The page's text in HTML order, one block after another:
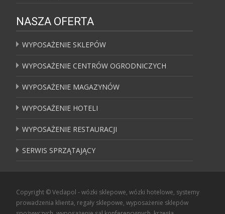
NASZA OFERTA
WYPOSAŻENIE SKLEPÓW
WYPOSAŻENIE CENTRÓW OGRODNICZYCH
WYPOSAŻENIE MAGAZYNÓW
WYPOSAŻENIE HOTELI
WYPOSAŻENIE RESTAURACJI
SERWIS SPRZĄTAJĄCY
Copyright © Vedapol - wózki sklepowe, wózki hotelowe, systemy
prowadzenia klienta, regały sklepowe, wyposażenie sklepów